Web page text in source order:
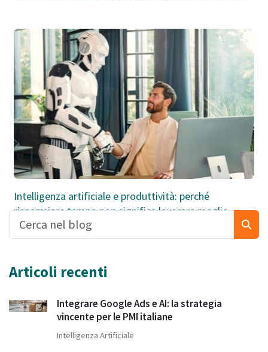
Intelligenza artificiale e produttività: perché
risparmiare tempo non significa lavorare meglio
Articoli recenti
Integrare Google Ads e AI: la strategia
vincente per le PMI italiane
Intelligenza Artificiale